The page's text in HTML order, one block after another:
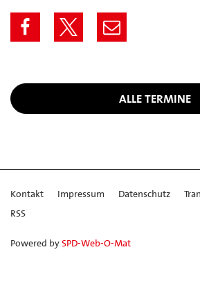
ALLE TERMINE
Kontakt Impressum Datenschutz
RSS
Powered bySPD-Web-O-Mat